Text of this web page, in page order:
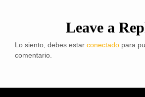
Leave a
Lo siento, debes estar conectado para
comentario.